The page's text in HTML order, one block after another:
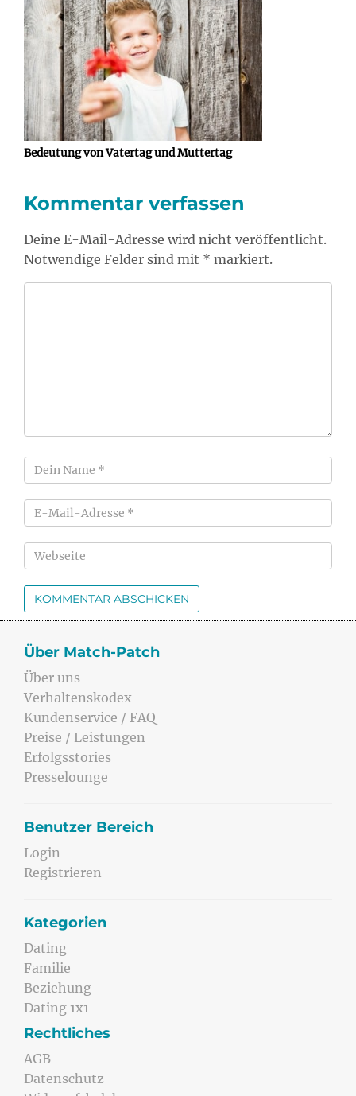
Bedeutung von Vatertag und Muttertag
Kommentar verfassen
Deine E-Mail-Adresse wird nicht veröffentlicht.
Notwendige Felder sind mit * markiert.
Über Match-Patch
Über uns
Verhaltenskodex
Kundenservice / FAQ
Preise / Leistungen
Erfolgsstories
Presselounge
Benutzer Bereich
Login
Registrieren
Kategorien
Dating
Familie
Beziehung
Dating 1x1
Rechtliches
AGB
Datenschutz